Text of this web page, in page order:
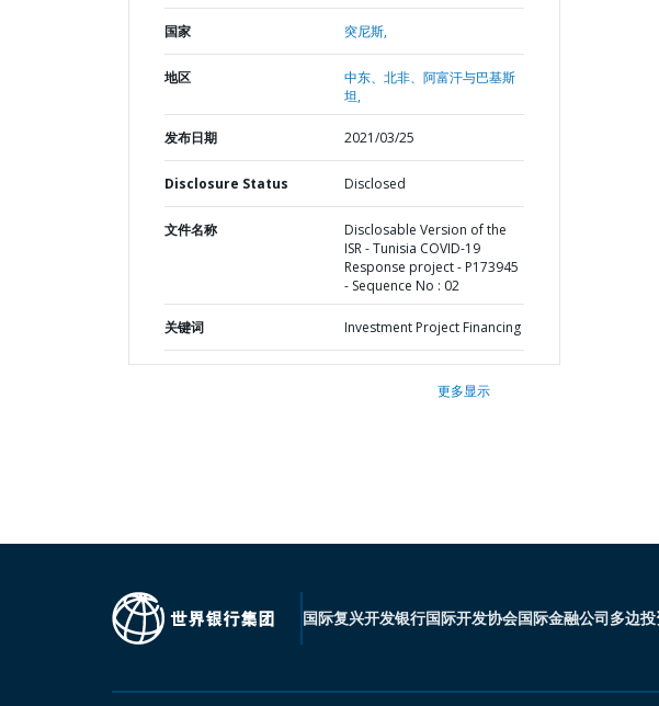
国家 突尼斯,
地区
中东、北非、阿富汗与巴基斯
坦,
发布日期 2021/03/25
Disclosure Status Disclosed
文件名称
Disclosable Version of the
ISR - Tunisia COVID-19
Response project - P173945
- Sequence No : 02
关键词 Investment Project Financing
更多显示
国际复兴开发银行国际开发协会国际金融公司多边